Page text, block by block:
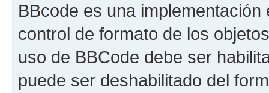
BBcode es una
control de formato de los
uso de BBCode debe ser
puede ser deshabilitado del